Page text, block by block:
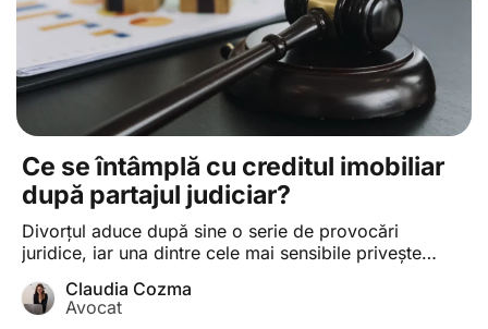
Ce se întâmplă cu creditul imobiliar
după partajul judiciar?
Divorțul aduce după sine o serie de provocări
juridice, iar una dintre cele mai sensibile privește
căsătoriei.Claudia Cozma
Avocat